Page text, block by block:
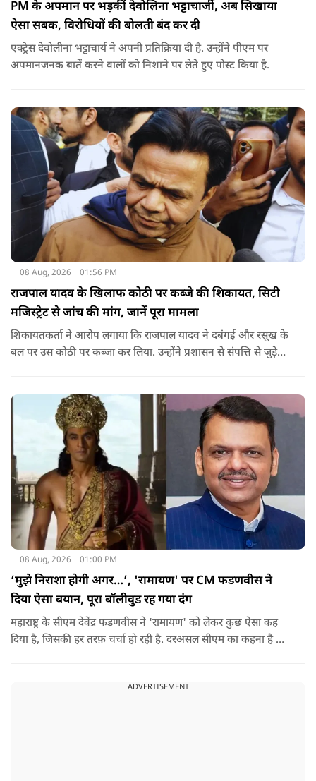
PM के अपमान पर भड़कींं देवोलिना भट्टाचार्जी, अब सिखाया
ऐसा सबक, विरोधियों की बोलती बंद कर दी
एक्ट्रेस देवोलीना भट्टाचार्य ने अपनी प्रतिक्रिया दी है. उन्होंने पीएम पर
अपमानजनक बातें करने वालों को निशाने पर लेते हुए पोस्ट किया है.
08 Aug, 2026 01:56 PM
राजपाल यादव के खिलाफ कोठी पर कब्जे की शिकायत, सिटी
मजिस्ट्रेट से जांच की मांग, जानें पूरा मामला
शिकायतकर्ता ने आरोप लगाया कि राजपाल यादव ने दबंगई और रसूख के
बल पर उस कोठी पर कब्जा कर लिया. उन्होंने प्रशासन से संपत्ति से जुड़े
08 Aug, 2026 01:00 PM
‘मुझे निराशा होगी अगर…’, 'रामायण' पर CM फडणवीस ने
दिया ऐसा बयान, पूरा बॉलीवुड रह गया दंग
महाराष्ट्र के सीएम देवेंद्र फडणवीस ने 'रामायण' को लेकर कुछ ऐसा कह
दिया है, जिसकी हर तरफ़ चर्चा हो रही है. दरअसल सीएम का कहना है कि
ADVERTISEMENT